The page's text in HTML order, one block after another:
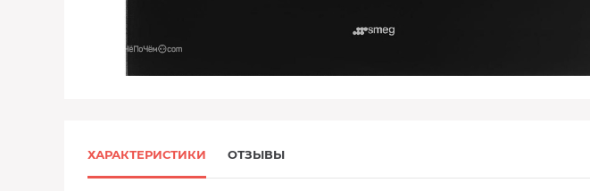
ХАРАКТЕРИСТИКИ ОТЗЫВЫ